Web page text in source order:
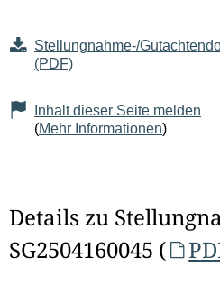
Stellungnahme-/
(PDF)
Inhalt dieser Seite melden
(Mehr Informationen)
Details zu
SG2504160045 (